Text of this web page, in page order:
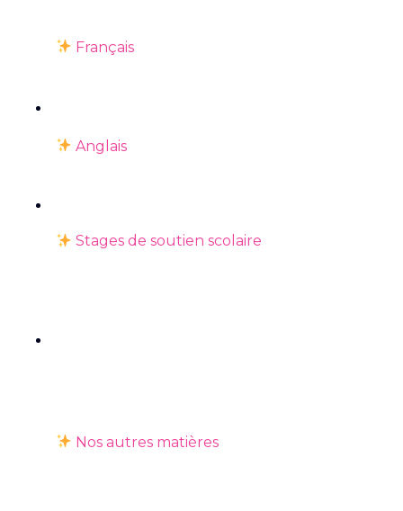
Français
Anglais
Stages de soutien scolaire
Nos autres matières